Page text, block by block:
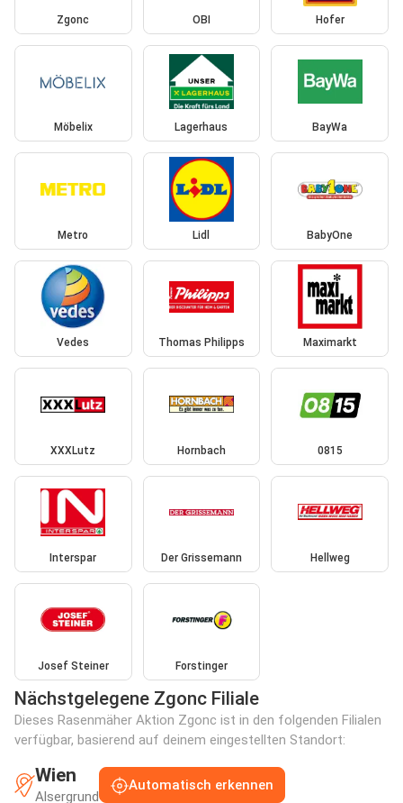
Zgonc OBI Hofer
Möbelix Lagerhaus BayWa
Metro Lidl BabyOne
Vedes Thomas Philipps Maximarkt
XXXLutz Hornbach 0815
Interspar Der Grissemann Hellweg
Josef Steiner Forstinger
Nächstgelegene Zgonc Filiale
Dieses Rasenmäher Aktion Zgonc ist in den folgenden Filialen
verfügbar, basierend auf deinem eingestellten Standort:
Wien
Alsergrund
Automatisch erkennen